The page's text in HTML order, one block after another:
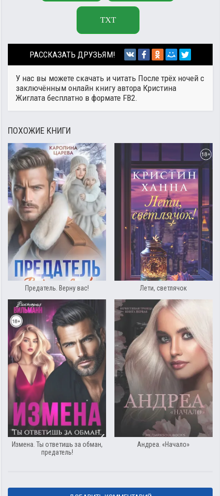
TXT
РАССКАЗАТЬ ДРУЗЬЯМ!
У нас вы можете скачать и читать После трёх ночей с
заключённым онлайн книгу автора Кристина
Жиглата бесплатно в формате FB2.
ПОХОЖИЕ КНИГИ
Предатель. Верну вас! Лети, светлячок
Измена. Ты ответишь за обман,
предатель!
Андреа. «Начало»